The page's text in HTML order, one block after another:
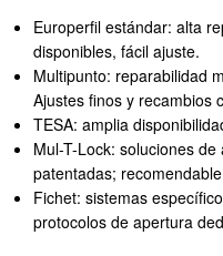
Europerfil estándar: alta
disponibles, fácil ajuste.
Multipunto: reparabilidad
Ajustes finos y recambios
TESA: amplia
Mul-T-Lock: soluciones
patentadas;
Fichet: sistemas
protocolos de apertura